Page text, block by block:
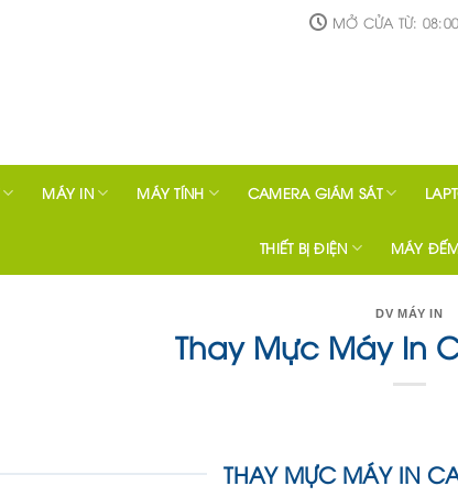
MỞ CỬA TỪ:
MÁY IN MÁY TÍNH CAMERA GIÁM SÁT
THIẾT BỊ ĐIỆN MÁY
DV MÁY IN
Thay Mực Máy In
THAY MỰC MÁY IN